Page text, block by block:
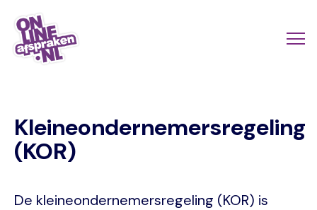
Naar
hoofdinhoud
Kleineondernemersregeling
(KOR)
De kleineondernemersregeling (KOR) is